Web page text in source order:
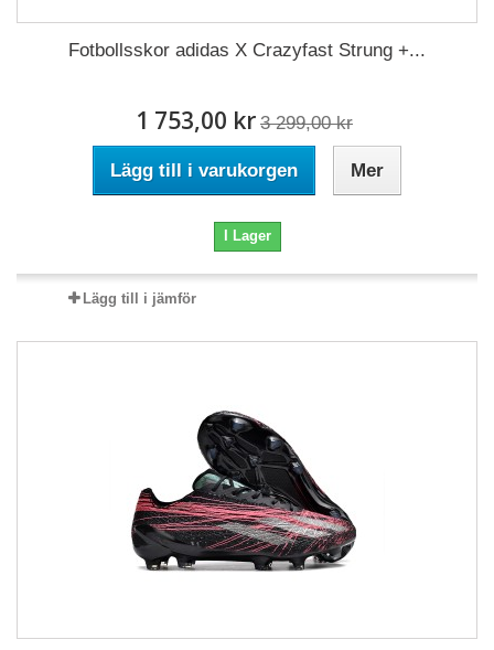
Fotbollsskor adidas X Crazyfast Strung +...
1 753,00 kr 3 299,00 kr
Lägg till i varukorgen Mer
I Lager
Lägg till i jämför